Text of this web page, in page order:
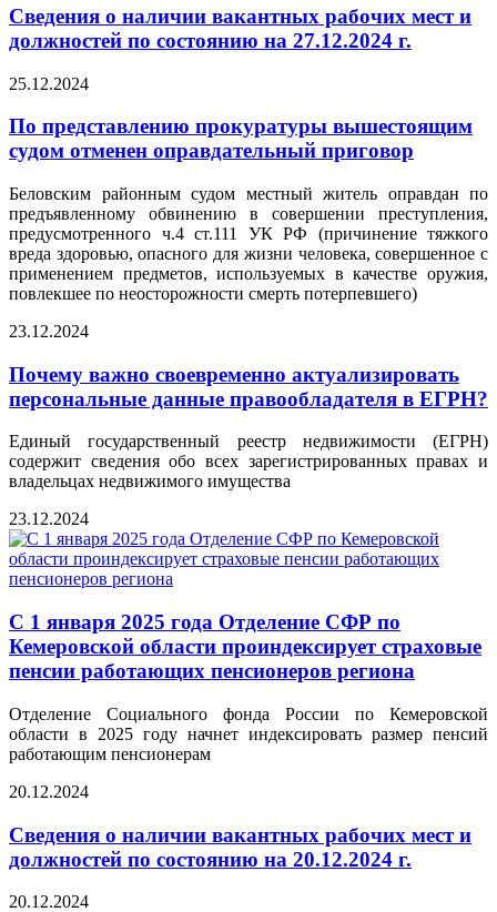
Сведения о наличии вакантных рабочих мест и
должностей по состоянию на 27.12.2024 г.
25.12.2024
По представлению прокуратуры вышестоящим
судом отменен оправдательный приговор
Беловским районным судом местный житель оправдан по
предъявленному обвинению в совершении преступления,
предусмотренного ч.4 ст.111 УК РФ (причинение тяжкого
вреда здоровью, опасного для жизни человека, совершенное с
применением предметов, используемых в качестве оружия,
повлекшее по неосторожности смерть потерпевшего)
23.12.2024
Почему важно своевременно актуализировать
персональные данные правообладателя в ЕГРН?
Единый государственный реестр недвижимости (ЕГРН)
содержит сведения обо всех зарегистрированных правах и
владельцах недвижимого имущества
23.12.2024
С 1 января 2025 года Отделение СФР по
Кемеровской области проиндексирует страховые
пенсии работающих пенсионеров региона
Отделение Социального фонда России по Кемеровской
области в 2025 году начнет индексировать размер пенсий
работающим пенсионерам
20.12.2024
Сведения о наличии вакантных рабочих мест и
должностей по состоянию на 20.12.2024 г.
20.12.2024